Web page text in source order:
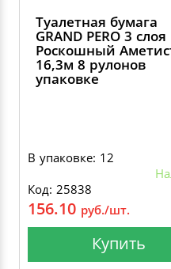
Туалетная бумага
GRAND PERO 3 слоя
Роскошный
16,3м 8 рулонов
упаковке
В упаковке: 12
Код: 25838
156.10 руб./шт.
Купить